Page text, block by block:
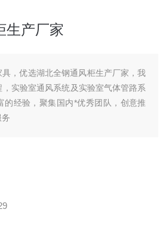
生产厂家
具，优选湖北全钢通风柜生产厂家，我
实验室通风系统及实验室气体管路系
的经验，聚集国内*优秀团队，创意推